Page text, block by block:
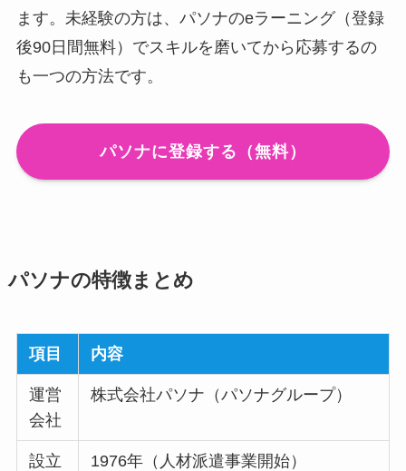
ます。未経験の方は、パソナのeラーニング（登録
後90日間無料）でスキルを磨いてから応募するの
も一つの方法です。
パソナに登録する（無料）
パソナの特徴まとめ
項目 内容
運営
会社
株式会社パソナ（パソナグループ）
設立 1976年（人材派遣事業開始）